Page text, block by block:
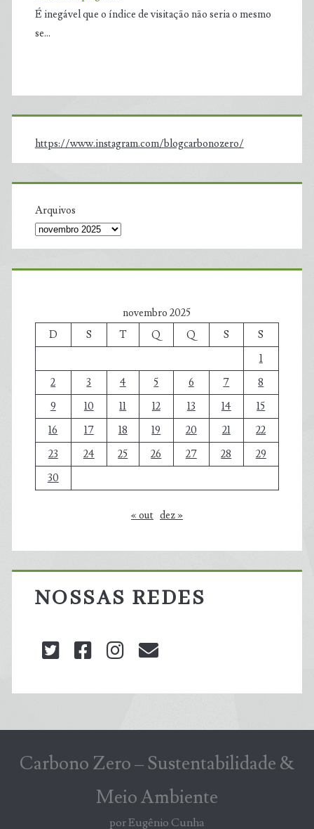
É inegável que o índice de visitação não seria o mesmo
se…
https://www.instagram.com/blogcarbonozero/
Arquivos
novembro 2025
D
S T Q Q S
S
1
2
3 4 5 6 7
8
9
10 11 12 13 14
15
16
17 18 19 20 21
22
23
24 25 26 27 28
29
30
« out dez »
NOSSAS REDES
twitterfacebookinstagram
Carbono Zero – Sustentabilidade &
Meio Ambiente
por Eugênio Cunha